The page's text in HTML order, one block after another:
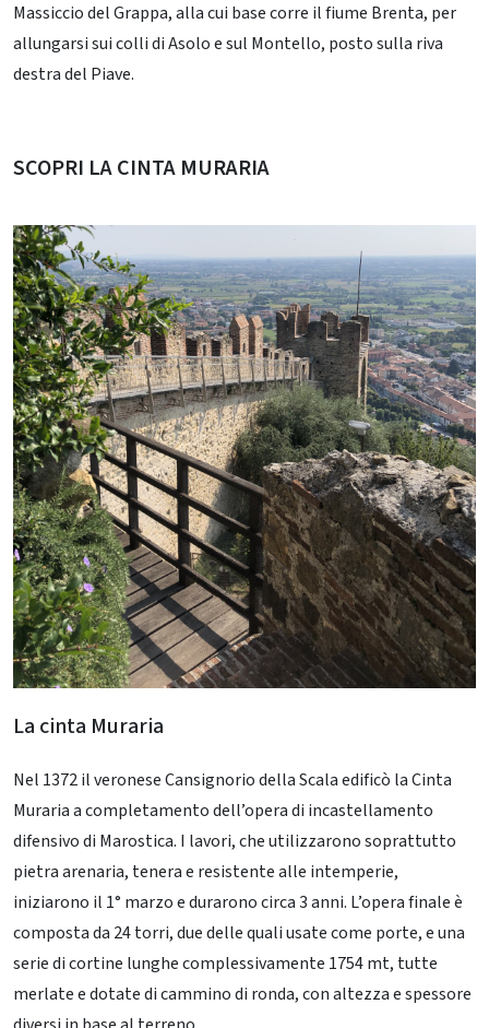
Massiccio del Grappa, alla cui base corre il fiume Brenta, per
allungarsi sui colli di Asolo e sul Montello, posto sulla riva
destra del Piave.
SCOPRI LA CINTA MURARIA
La cinta Muraria
Nel 1372 il veronese Cansignorio della Scala edificò la Cinta
Muraria a completamento dell’opera di incastellamento
difensivo di Marostica. I lavori, che utilizzarono soprattutto
pietra arenaria, tenera e resistente alle intemperie,
iniziarono il 1° marzo e durarono circa 3 anni. L’opera finale è
composta da 24 torri, due delle quali usate come porte, e una
serie di cortine lunghe complessivamente 1754 mt, tutte
merlate e dotate di cammino di ronda, con altezza e spessore